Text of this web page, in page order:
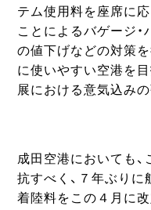
テム使用料を座席に
ことによるバゲージ・
の値下げなどの対策
に使いやすい空港を
展における意気込み
成田空港においても
抗すべく、７年ぶり
着陸料をこの４月に